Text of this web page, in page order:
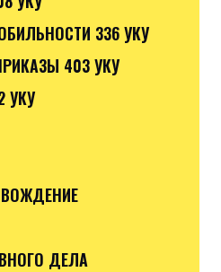
336 УКУ
403 УКУ
УКУ
ДЕЛА